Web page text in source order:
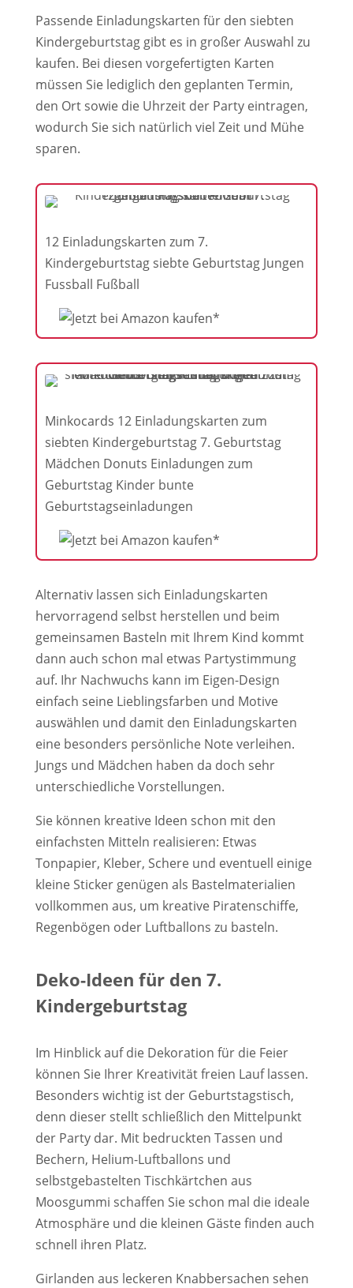
Passende Einladungskarten für den siebten
Kindergeburtstag gibt es in großer Auswahl zu
kaufen. Bei diesen vorgefertigten Karten
müssen Sie lediglich den geplanten Termin,
den Ort sowie die Uhrzeit der Party eintragen,
wodurch Sie sich natürlich viel Zeit und Mühe
sparen.
12 Einladungskarten zum 7.
Kindergeburtstag siebte Geburtstag Jungen
Fussball Fußball
Minkocards 12 Einladungskarten zum
siebten Kindergeburtstag 7. Geburtstag
Mädchen Donuts Einladungen zum
Geburtstag Kinder bunte
Geburtstagseinladungen
Alternativ lassen sich Einladungskarten
hervorragend selbst herstellen und beim
gemeinsamen Basteln mit Ihrem Kind kommt
dann auch schon mal etwas Partystimmung
auf. Ihr Nachwuchs kann im Eigen-Design
einfach seine Lieblingsfarben und Motive
auswählen und damit den Einladungskarten
eine besonders persönliche Note verleihen.
Jungs und Mädchen haben da doch sehr
unterschiedliche Vorstellungen.
Sie können kreative Ideen schon mit den
einfachsten Mitteln realisieren: Etwas
Tonpapier, Kleber, Schere und eventuell einige
kleine Sticker genügen als Bastelmaterialien
vollkommen aus, um kreative Piratenschiffe,
Regenbögen oder Luftballons zu basteln.
Deko-Ideen für den 7.
Kindergeburtstag
Im Hinblick auf die Dekoration für die Feier
können Sie Ihrer Kreativität freien Lauf lassen.
Besonders wichtig ist der Geburtstagstisch,
denn dieser stellt schließlich den Mittelpunkt
der Party dar. Mit bedruckten Tassen und
Bechern, Helium-Luftballons und
selbstgebastelten Tischkärtchen aus
Moosgummi schaffen Sie schon mal die ideale
Atmosphäre und die kleinen Gäste finden auch
schnell ihren Platz.
Girlanden aus leckeren Knabbersachen sehen